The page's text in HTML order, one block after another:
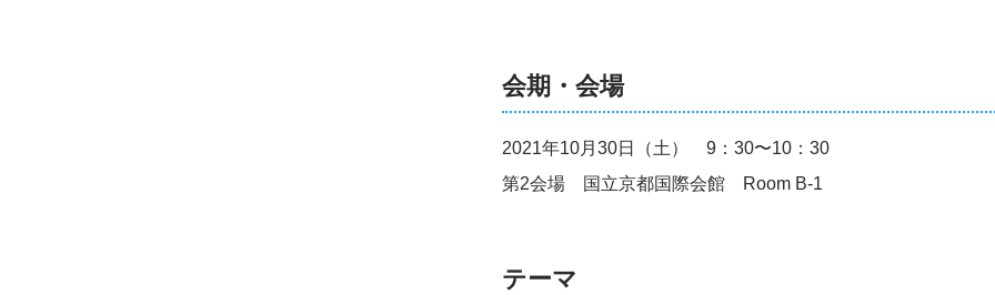
会期・会場
2021年10月30日（土） 9：30〜10：30
第2会場 国立京都国際会館 Room B-1
テーマ